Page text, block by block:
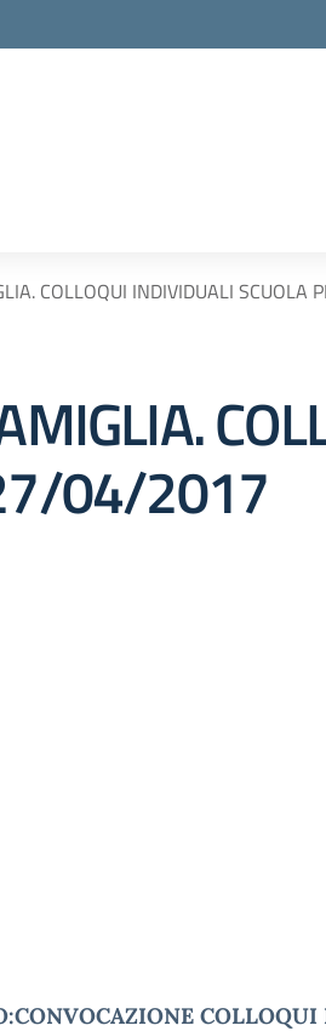
COLLOQUI INDIVIDUALI
04/2017